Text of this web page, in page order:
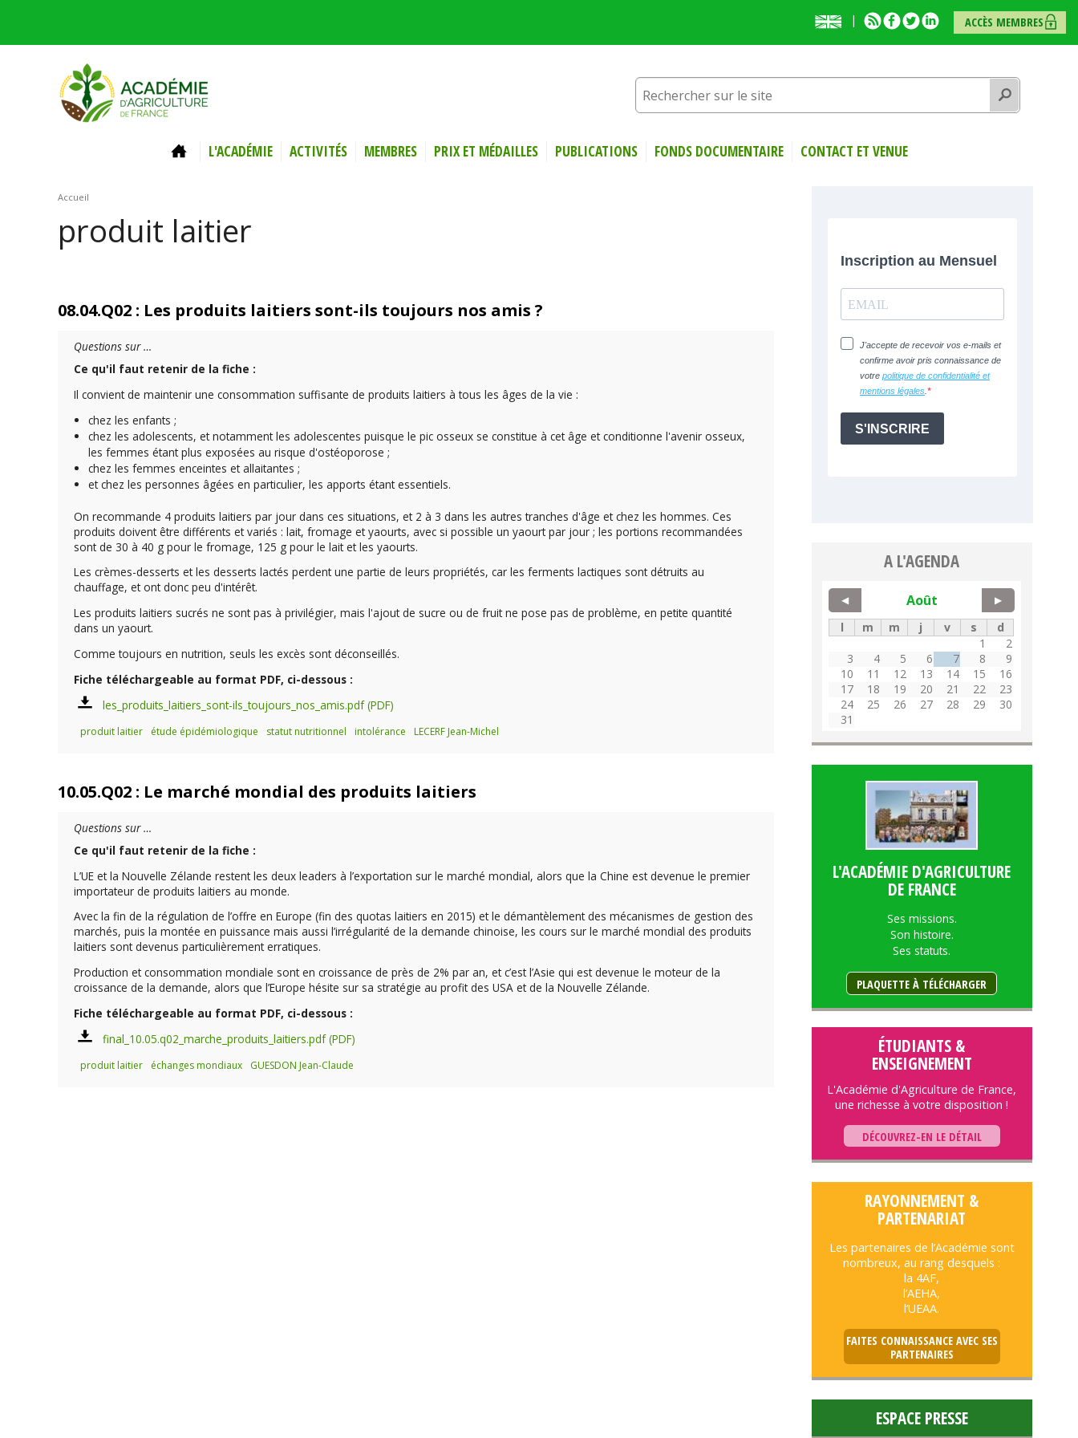
English
presentation
RSSFacebook
TwitterLinkedinACCÈS MEMBRES
Rechercher
ACCUEILL'ACADÉMIE ACTIVITÉS MEMBRES PRIX ET MÉDAILLES PUBLICATIONS FONDS DOCUMENTAIRE CONTACT ET VENUE
Vous êtes ici
Accueil
produit laitier
08.04.Q02 : Les produits laitiers sont-ils toujours nos amis ?
Questions sur …
Ce qu'il faut retenir de la fiche :
Il convient de maintenir une consommation suffisante de produits laitiers à tous les âges de la vie :
chez les enfants ;
chez les adolescents, et notamment les adolescentes puisque le pic osseux se constitue à cet âge et conditionne l'avenir osseux,
les femmes étant plus exposées au risque d'ostéoporose ;
chez les femmes enceintes et allaitantes ;
et chez les personnes âgées en particulier, les apports étant essentiels.
On recommande 4 produits laitiers par jour dans ces situations, et 2 à 3 dans les autres tranches d'âge et chez les hommes. Ces
produits doivent être différents et variés : lait, fromage et yaourts, avec si possible un yaourt par jour ; les portions recommandées
sont de 30 à 40 g pour le fromage, 125 g pour le lait et les yaourts.
Les crèmes-desserts et les desserts lactés perdent une partie de leurs propriétés, car les ferments lactiques sont détruits au
chauffage, et ont donc peu d'intérêt.
Les produits laitiers sucrés ne sont pas à privilégier, mais l'ajout de sucre ou de fruit ne pose pas de problème, en petite quantité
dans un yaourt.
Comme toujours en nutrition, seuls les excès sont déconseillés.
Fiche téléchargeable au format PDF, ci-dessous :
les_produits_laitiers_sont-ils_toujours_nos_amis.pdf
produit laitier étude épidémiologique statut nutritionnel intolérance LECERF Jean-Michel
10.05.Q02 : Le marché mondial des produits laitiers
Questions sur …
Ce qu'il faut retenir de la fiche :
L’UE et la Nouvelle Zélande restent les deux leaders à l’exportation sur le marché mondial, alors que la Chine est devenue le premier
importateur de produits laitiers au monde.
Avec la fin de la régulation de l’offre en Europe (fin des quotas laitiers en 2015) et le démantèlement des mécanismes de gestion des
marchés, puis la montée en puissance mais aussi l’irrégularité de la demande chinoise, les cours sur le marché mondial des produits
laitiers sont devenus particulièrement erratiques.
Production et consommation mondiale sont en croissance de près de 2% par an, et c’est l’Asie qui est devenue le moteur de la
croissance de la demande, alors que l’Europe hésite sur sa stratégie au profit des USA et de la Nouvelle Zélande.
Fiche téléchargeable au format PDF, ci-dessous :
final_10.05.q02_marche_produits_laitiers.pdf
produit laitier échanges mondiaux GUESDON Jean-Claude
A L'AGENDA
Août
◀ ▶
l m m j v s
d
1
2
3
4 5 6 7 8
9
10
11 12 13 14 15
16
17
18 19 20 21 22
23
24
25 26 27 28 29
30
31
L'ACADÉMIE D'AGRICULTURE
DE FRANCE
Ses missions.
Son histoire.
Ses statuts.
PLAQUETTE À TÉLÉCHARGER
ÉTUDIANTS &
ENSEIGNEMENT
L'Académie d'Agriculture de France,
une richesse à votre disposition !
DÉCOUVREZ-EN LE DÉTAIL
RAYONNEMENT &
PARTENARIAT
Les partenaires de l’Académie sont
nombreux, au rang desquels :
la 4AF,
l’AEHA,
l’UEAA.
FAITES CONNAISSANCE AVEC SES
PARTENAIRES
ESPACE PRESSE